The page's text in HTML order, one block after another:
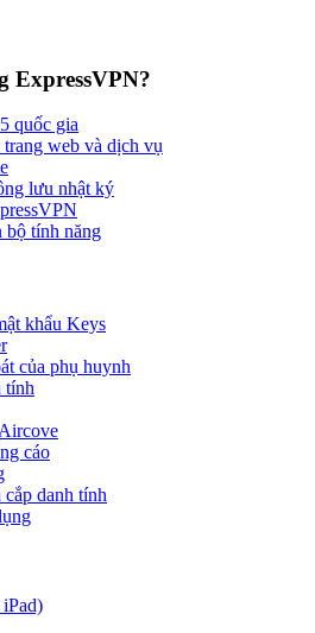
ExpressVPN?
quốc gia
web và dịch vụ
lưu nhật ký
bộ tính năng
khẩu Keys
của phụ huynh
tính
cáo
danh tính